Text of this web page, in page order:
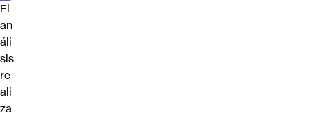
El
an
áli
sis
re
ali
za